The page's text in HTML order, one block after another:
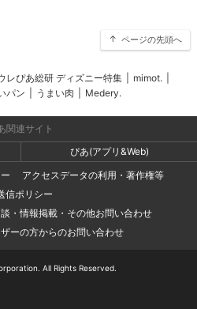
ページの先頭へ
レぴあ総研 ディズニー特集 mimot.
パン うまい肉 Medery.
関連サイト
ぴあ(アプリ&Web)
アクセスデータの利用・著作権等
信ポリシー
・情報掲載・その他お問い合わせ
ーの方からのお問い合わせ
All Rights Reserved.